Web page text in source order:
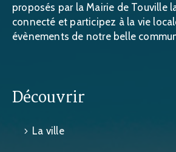
proposés par la Mairie de Touville
connecté et participez à la vie
évènements de notre belle
Découvrir
La ville